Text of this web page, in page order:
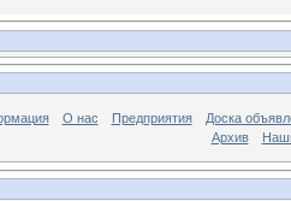
О нас Предприятия
Доска
Архив